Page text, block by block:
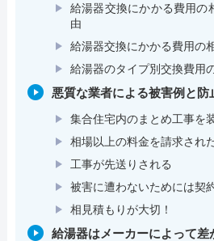
給湯器交換にかかる費用の
由
給湯器交換にかかる費用の
給湯器のタイプ別交換費用
悪質な業者による被害例と防
集合住宅内のまとめ工事を
相場以上の料金を請求され
工事が先送りされる
被害に遭わないためには契
相見積もりが大切！
給湯器はメーカーによって差